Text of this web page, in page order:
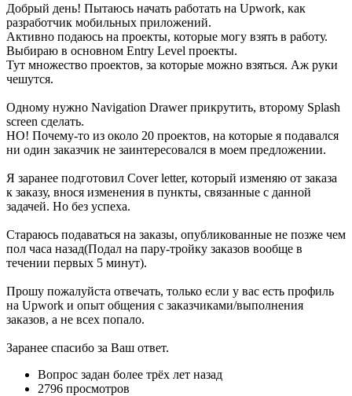
Добрый день! Пытаюсь начать работать на Upwork, как
разработчик мобильных приложений.
Активно подаюсь на проекты, которые могу взять в работу.
Выбираю в основном Entry Level проекты.
Тут множество проектов, за которые можно взяться. Аж руки
чешутся.
Одному нужно Navigation Drawer прикрутить, второму Splash
screen сделать.
НО! Почему-то из около 20 проектов, на которые я подавался
ни один заказчик не заинтересовался в моем предложении.
Я заранее подготовил Cover letter, который изменяю от заказа
к заказу, внося изменения в пункты, связанные с данной
задачей. Но без успеха.
Стараюсь подаваться на заказы, опубликованные не позже чем
пол часа назад(Подал на пару-тройку заказов вообще в
течении первых 5 минут).
Прошу пожалуйста отвечать, только если у вас есть профиль
на Upwork и опыт общения с заказчиками/выполнения
заказов, а не всех попало.
Заранее спасибо за Ваш ответ.
Вопрос задан более трёх лет назад
2796 просмотров